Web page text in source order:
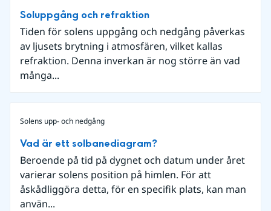
Soluppgång och refraktion
Tiden för solens uppgång och nedgång påverkas
av ljusets brytning i atmosfären, vilket kallas
refraktion. Denna inverkan är nog större än vad
många...
Solens upp- och nedgång
Vad är ett solbanediagram?
Beroende på tid på dygnet och datum under året
varierar solens position på himlen. För att
åskådliggöra detta, för en specifik plats, kan man
använ...